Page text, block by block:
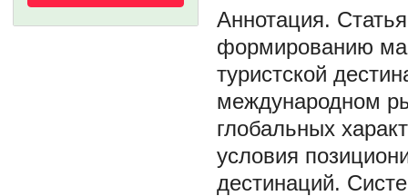
формированию
туристской
международном
глобальных
условия
дестинаций.